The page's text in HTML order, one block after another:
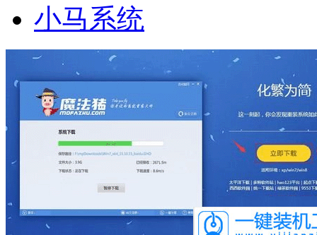
小马系统